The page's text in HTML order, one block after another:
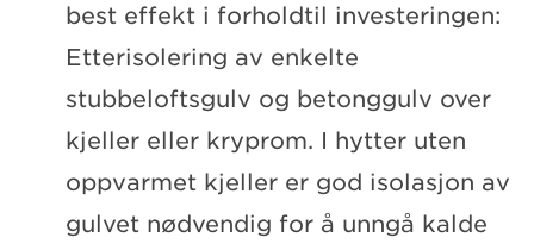
best effekt i forholdtil investeringen:
Etterisolering av enkelte
stubbeloftsgulv og betonggulv over
kjeller eller kryprom. I hytter uten
oppvarmet kjeller er god isolasjon av
gulvet nødvendig for å unngå kalde